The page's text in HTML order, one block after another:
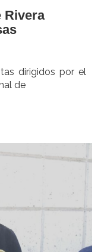
Rivera
dirigidos por el
de